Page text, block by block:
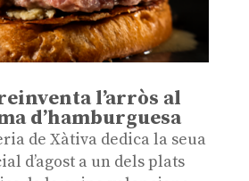
reinventa l’arròs al
d’hamburguesa
de Xàtiva dedica la seua
d’agost a un dels plats